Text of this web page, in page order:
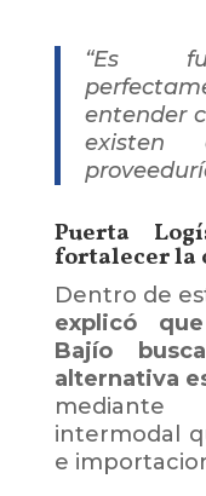
“Es
entender
Puerta
fortalecer la
Dentro de
explicó
Bajío
alternativa
mediante
intermodal
e